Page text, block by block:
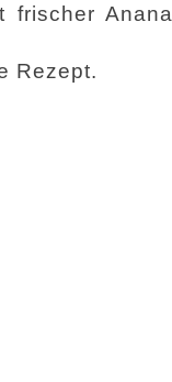
frischer
Rezept.